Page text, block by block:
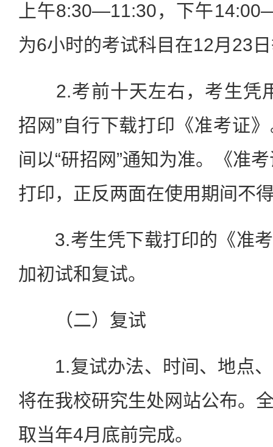
上午8:30—11:30，下午
为6小时的考试科目在12月23
2.考前十天左右，考生凭
招网”自行下载打印《准考证
间以“研招网”通知为准。《准
打印，正反两面在使用期间不
3.考生凭下载打印的《准考
加初试和复试。
（二）复试
1.复试办法、时间、地点、
将在我校研究生处网站公布。
取当年4月底前完成。